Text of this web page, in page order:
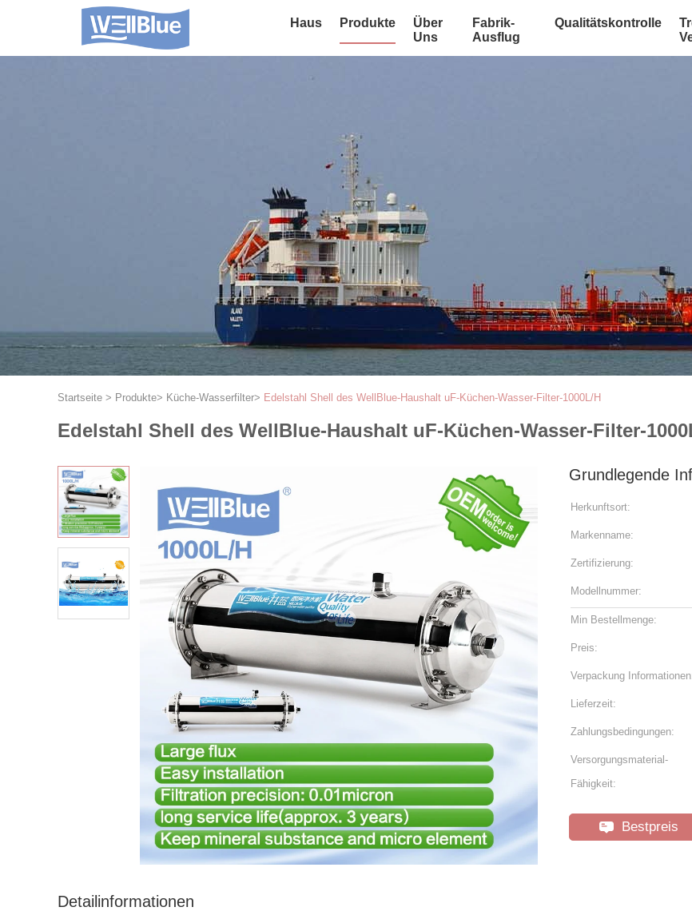
Haus Produkte
Über
Uns
Fabrik-
Ausflug
Qualitätskontrolle
Startseite > Produkte> Küche-Wasserfilter> Edelstahl Shell des WellBlue-Haushalt uF-Küchen-Wasser-Filter-1000L/H
Edelstahl Shell des WellBlue-Haushalt uF-Küchen-Wasser-Filter-
Grundlegende
Herkunftsort:
Markenname:
Zertifizierung:
Modellnummer:
Min Bestellmenge:
Preis:
Verpackung
Lieferzeit:
Zahlungsbedingungen:
Versorgungsmaterial-
Fähigkeit:
Bestpreis
Detailinformationen